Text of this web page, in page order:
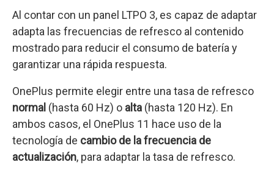
Al contar con un panel LTPO 3, es capaz de adaptar
adapta las frecuencias de refresco al contenido
mostrado para reducir el consumo de batería y
garantizar una rápida respuesta.
OnePlus permite elegir entre una tasa de refresco
normal (hasta 60 Hz) o alta (hasta 120 Hz). En
ambos casos, el OnePlus 11 hace uso de la
tecnología de cambio de la frecuencia de
actualización, para adaptar la tasa de refresco.